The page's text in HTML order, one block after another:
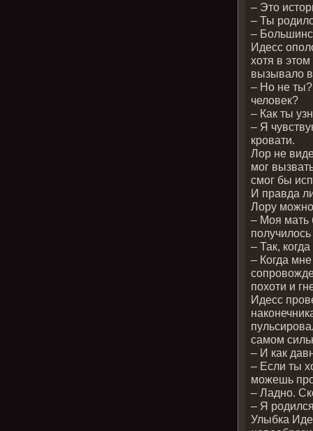
– Это
– Ты
–
Идесс
хотя в
вызывало
– Но не ты?
человек?
– Как ты
– Я
кровати.
Лор не
мог
смог бы
И правда
Лору
– Моя мать
– Так,
– Когда
похоти и
Идесс
самом
– И как
– Если ты
можешь
– Ладно.
– Я
Улыбка